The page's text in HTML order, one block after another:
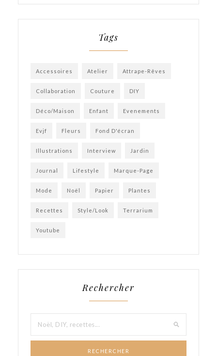
Tags
Accessoires Atelier Attrape-Rêves
Collaboration Couture DIY
Déco/Maison Enfant Evenements
Evjf Fleurs Fond D'écran
Illustrations Interview Jardin
Journal Lifestyle Marque-Page
Mode Noël Papier Plantes
Recettes Style/Look Terrarium
Youtube
Rechercher
RECHERCHER